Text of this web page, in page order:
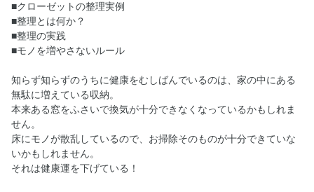
■クローゼットの整理実例
■整理とは何か？
■整理の実践
■モノを増やさないルール
知らず知らずのうちに健康をむしばんでいるのは、家の中にある
無駄に増えている収納。
本来ある窓をふさいで換気が十分できなくなっているかもしれま
せん。
床にモノが散乱しているので、お掃除そのものが十分できていな
いかもしれません。
それは健康運を下げている！